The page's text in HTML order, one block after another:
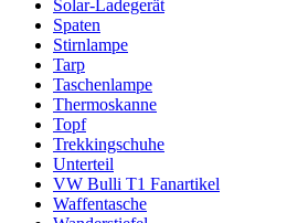
Solar-Ladegerät
Spaten
Stirnlampe
Tarp
Taschenlampe
Thermoskanne
Topf
Trekkingschuhe
Unterteil
VW Bulli T1 Fanartikel
Waffentasche